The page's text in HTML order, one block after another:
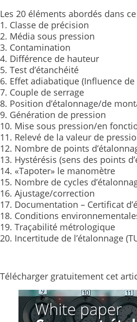
Les 20 éléments abordés dans
1. Classe de précision
2. Média sous pression
3. Contamination
4. Différence de hauteur
5. Test d’étanchéité
6. Effet adiabatique (Influence
7. Couple de serrage
8. Position d’étalonnage/de
9. Génération de pression
10. Mise sous pression/en
11. Relevé de la valeur de
12. Nombre de points
13. Hystérésis (sens des points
14. «Tapoter» le manomètre
15. Nombre de cycles
16. Ajustage/correction
17. Documentation – Certificat
18. Conditions
19. Traçabilité métrologique
20. Incertitude de l’étalonnage
Télécharger gratuitement cet